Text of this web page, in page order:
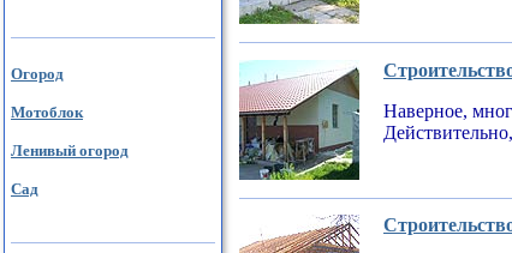
Огород
Мотоблок
Ленивый огород
Сад
Наверное,